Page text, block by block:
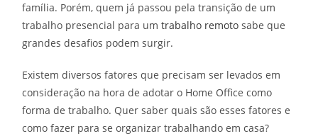
família. Porém, quem já passou pela transição de um
trabalho presencial para um trabalho remoto sabe que
grandes desafios podem surgir.
Existem diversos fatores que precisam ser levados em
consideração na hora de adotar o Home Office como
forma de trabalho. Quer saber quais são esses fatores e
como fazer para se organizar trabalhando em casa?